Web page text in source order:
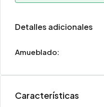
Detalles adicionales
Amueblado:
Características